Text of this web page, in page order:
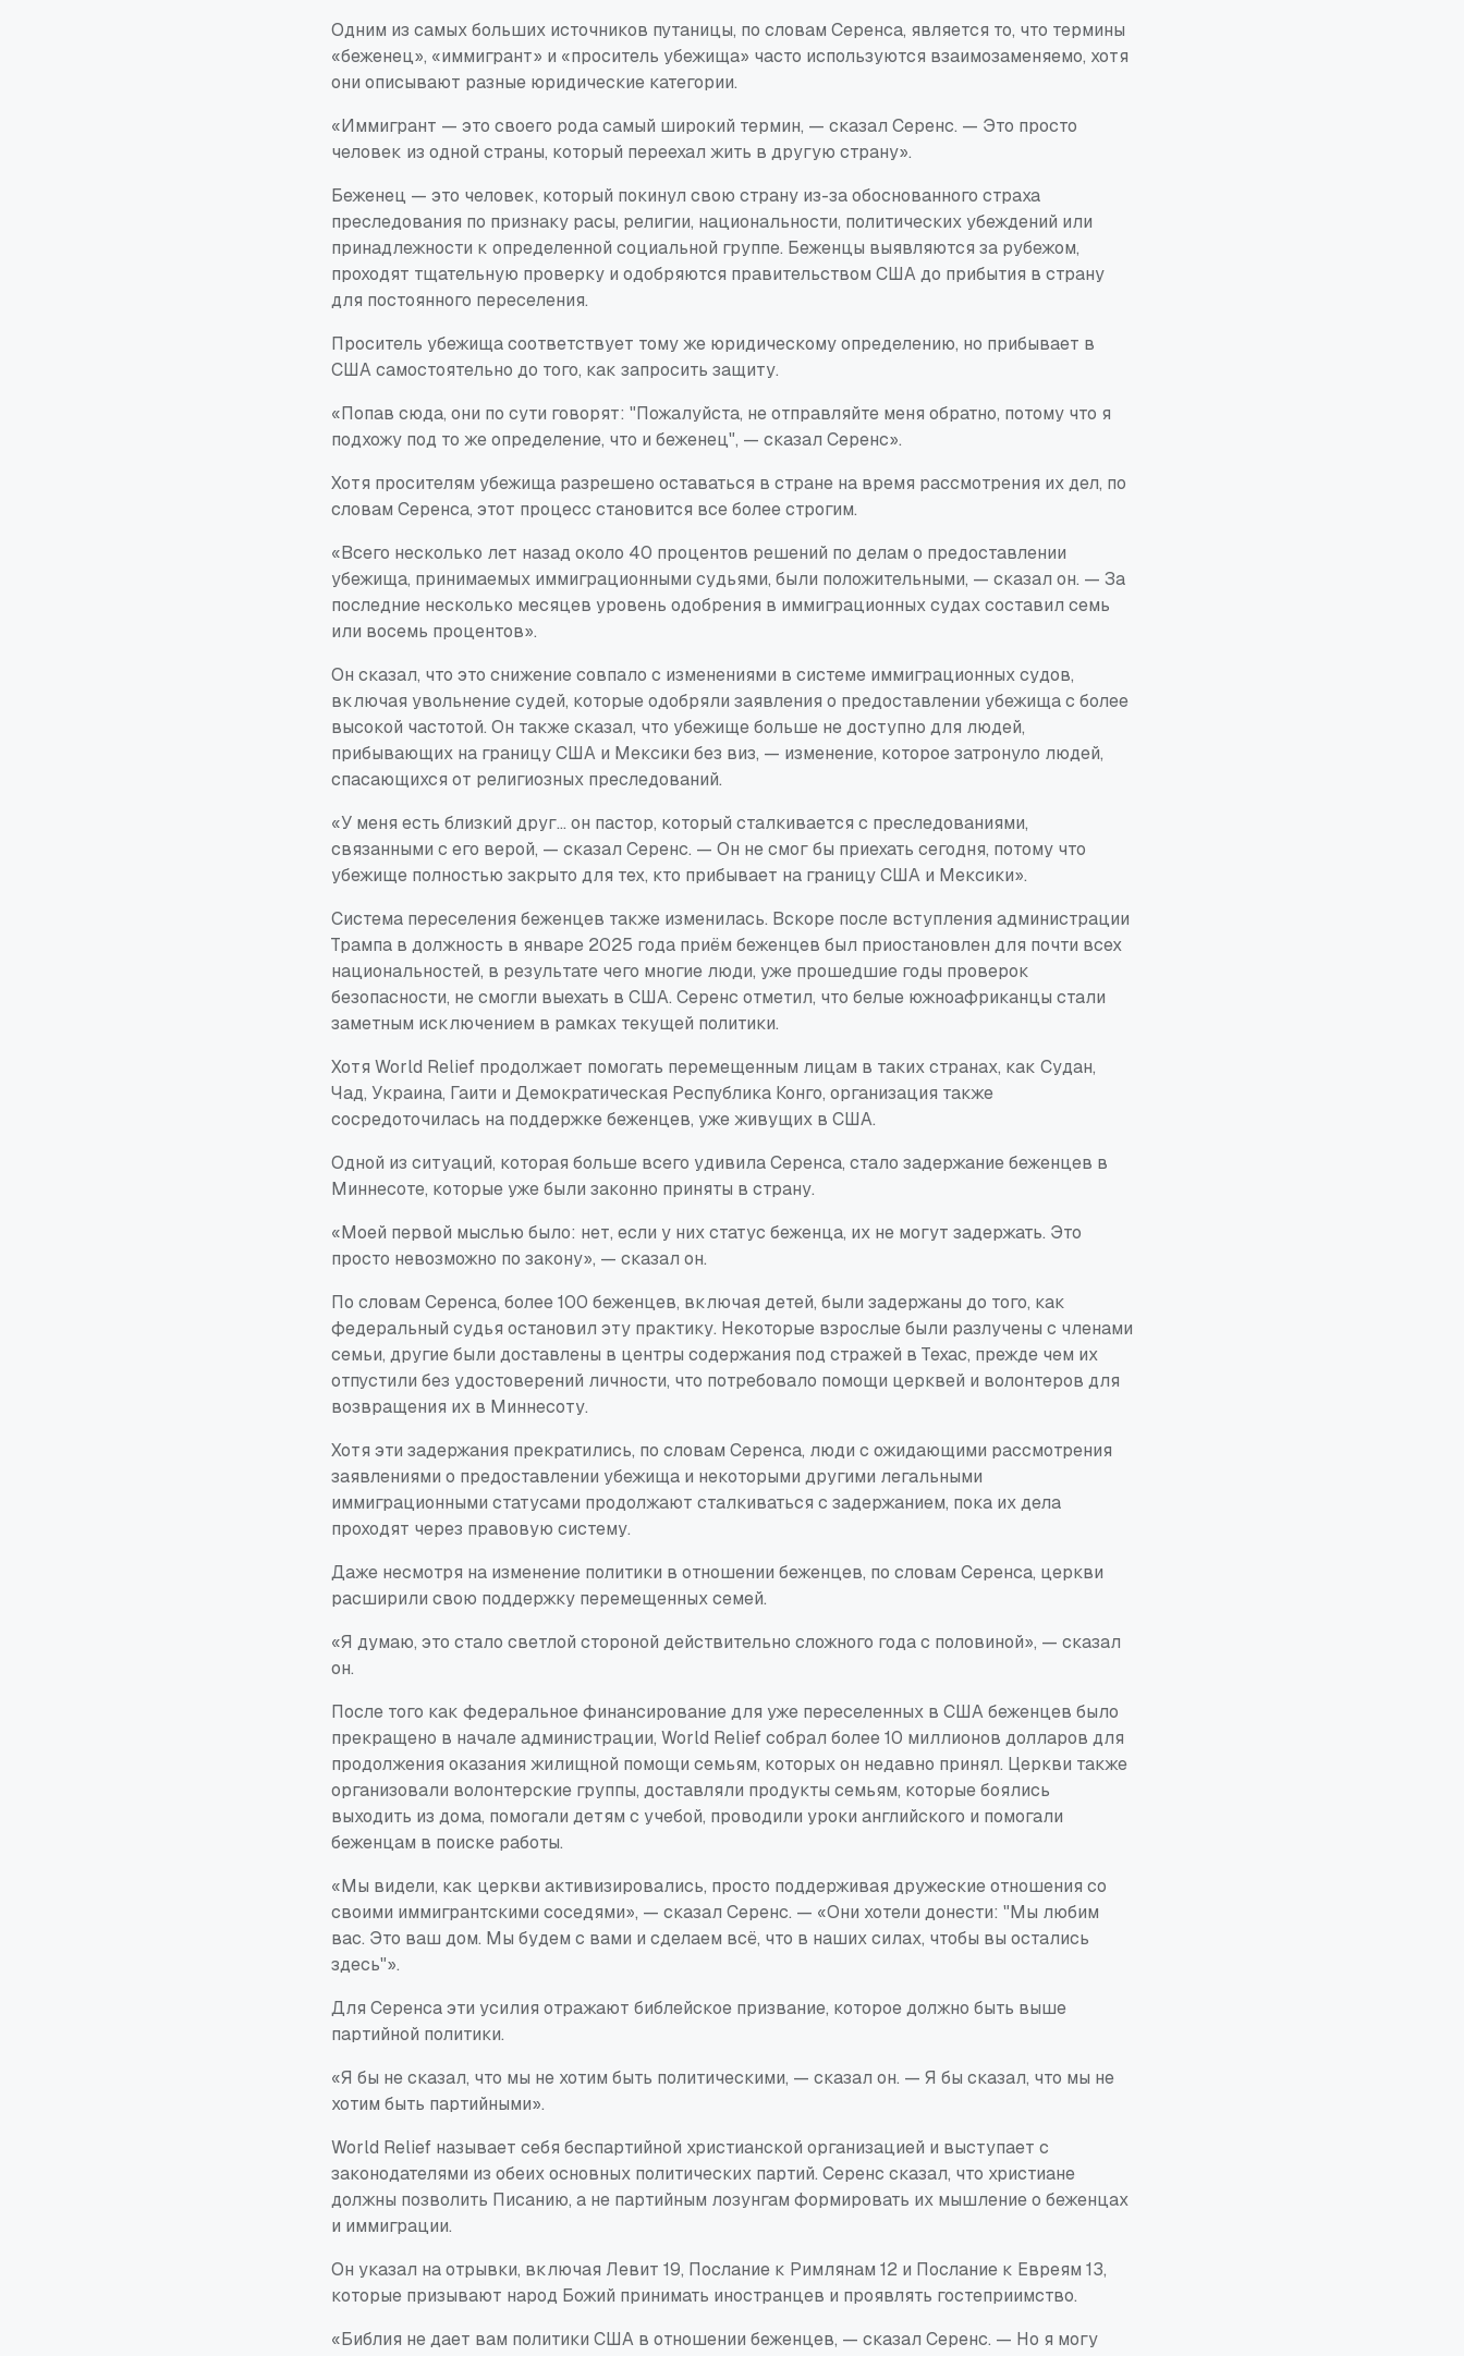
Одним из самых больших источников путаницы, по словам Серенса, является то, что термины
«беженец», «иммигрант» и «проситель убежища» часто используются взаимозаменяемо, хотя
они описывают разные юридические категории.
«Иммигрант — это своего рода самый широкий термин, — сказал Серенс. — Это просто
человек из одной страны, который переехал жить в другую страну».
Беженец — это человек, который покинул свою страну из-за обоснованного страха
преследования по признаку расы, религии, национальности, политических убеждений или
принадлежности к определенной социальной группе. Беженцы выявляются за рубежом,
проходят тщательную проверку и одобряются правительством США до прибытия в страну
для постоянного переселения.
Проситель убежища соответствует тому же юридическому определению, но прибывает в
США самостоятельно до того, как запросить защиту.
«Попав сюда, они по сути говорят: "Пожалуйста, не отправляйте меня обратно, потому что я
подхожу под то же определение, что и беженец", — сказал Серенс».
Хотя просителям убежища разрешено оставаться в стране на время рассмотрения их дел, по
словам Серенса, этот процесс становится все более строгим.
«Всего несколько лет назад около 40 процентов решений по делам о предоставлении
убежища, принимаемых иммиграционными судьями, были положительными, — сказал он. — За
последние несколько месяцев уровень одобрения в иммиграционных судах составил семь
или восемь процентов».
Он сказал, что это снижение совпало с изменениями в системе иммиграционных судов,
включая увольнение судей, которые одобряли заявления о предоставлении убежища с более
высокой частотой. Он также сказал, что убежище больше не доступно для людей,
прибывающих на границу США и Мексики без виз, — изменение, которое затронуло людей,
спасающихся от религиозных преследований.
«У меня есть близкий друг... он пастор, который сталкивается с преследованиями,
связанными с его верой, — сказал Серенс. — Он не смог бы приехать сегодня, потому что
убежище полностью закрыто для тех, кто прибывает на границу США и Мексики».
Система переселения беженцев также изменилась. Вскоре после вступления администрации
Трампа в должность в январе 2025 года приём беженцев был приостановлен для почти всех
национальностей, в результате чего многие люди, уже прошедшие годы проверок
безопасности, не смогли выехать в США. Серенс отметил, что белые южноафриканцы стали
заметным исключением в рамках текущей политики.
Хотя World Relief продолжает помогать перемещенным лицам в таких странах, как Судан,
Чад, Украина, Гаити и Демократическая Республика Конго, организация также
сосредоточилась на поддержке беженцев, уже живущих в США.
Одной из ситуаций, которая больше всего удивила Серенса, стало задержание беженцев в
Миннесоте, которые уже были законно приняты в страну.
«Моей первой мыслью было: нет, если у них статус беженца, их не могут задержать. Это
просто невозможно по закону», — сказал он.
По словам Серенса, более 100 беженцев, включая детей, были задержаны до того, как
федеральный судья остановил эту практику. Некоторые взрослые были разлучены с членами
семьи, другие были доставлены в центры содержания под стражей в Техас, прежде чем их
отпустили без удостоверений личности, что потребовало помощи церквей и волонтеров для
возвращения их в Миннесоту.
Хотя эти задержания прекратились, по словам Серенса, люди с ожидающими рассмотрения
заявлениями о предоставлении убежища и некоторыми другими легальными
иммиграционными статусами продолжают сталкиваться с задержанием, пока их дела
проходят через правовую систему.
Даже несмотря на изменение политики в отношении беженцев, по словам Серенса, церкви
расширили свою поддержку перемещенных семей.
«Я думаю, это стало светлой стороной действительно сложного года с половиной», — сказал
он.
После того как федеральное финансирование для уже переселенных в США беженцев было
прекращено в начале администрации, World Relief собрал более 10 миллионов долларов для
продолжения оказания жилищной помощи семьям, которых он недавно принял. Церкви также
организовали волонтерские группы, доставляли продукты семьям, которые боялись
выходить из дома, помогали детям с учебой, проводили уроки английского и помогали
беженцам в поиске работы.
«Мы видели, как церкви активизировались, просто поддерживая дружеские отношения со
своими иммигрантскими соседями», — сказал Серенс. — «Они хотели донести: "Мы любим
вас. Это ваш дом. Мы будем с вами и сделаем всё, что в наших силах, чтобы вы остались
здесь"».
Для Серенса эти усилия отражают библейское призвание, которое должно быть выше
партийной политики.
«Я бы не сказал, что мы не хотим быть политическими, — сказал он. — Я бы сказал, что мы не
хотим быть партийными».
World Relief называет себя беспартийной христианской организацией и выступает с
законодателями из обеих основных политических партий. Серенс сказал, что христиане
должны позволить Писанию, а не партийным лозунгам формировать их мышление о беженцах
и иммиграции.
Он указал на отрывки, включая Левит 19, Послание к Римлянам 12 и Послание к Евреям 13,
которые призывают народ Божий принимать иностранцев и проявлять гостеприимство.
«Библия не дает вам политики США в отношении беженцев, — сказал Серенс. — Но я могу